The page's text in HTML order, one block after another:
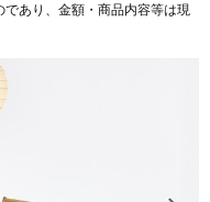
あり、金額・商品内容等は現